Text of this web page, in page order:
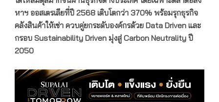
หาฯ ออสเตรเลียที่ปี 2568 เติบโตกว่า 370% พร้อมรุกธุรกิจ
คลังสินค้าให้เช่า ควบคู่ยกระดับองค์กรด้วย Data Driven และ
กรอบ Sustainability Driven มุ่งสู่ Carbon Neutrality ปี
2050